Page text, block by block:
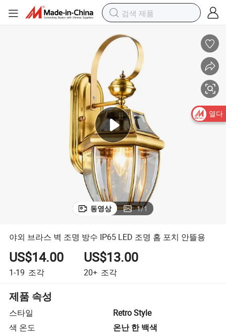
동영상 1/1
야외 브라스 벽 조명 방수 IP65 LED 조명 홈 포치 안뜰용
US$14.00
1-19 조각
US$13.00
20+ 조각
제품 속성
스타일
Retro Style
색 온도
온난 한 백색
열다